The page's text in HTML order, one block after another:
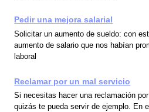
Pedir una mejora salarial
Solicitar un aumento de sueldo: con
aumento de salario que nos habían
laboral
Reclamar por un mal servicio
Si necesitas hacer una reclamación
quizás te pueda servir de ejemplo. En